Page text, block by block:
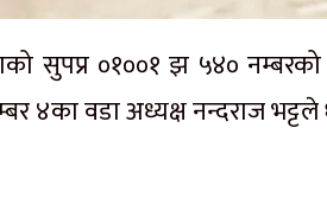
सुपप्र ०१००१ झ ५४० नम्बरको
४का वडा अध्यक्ष नन्दराज भट्टले